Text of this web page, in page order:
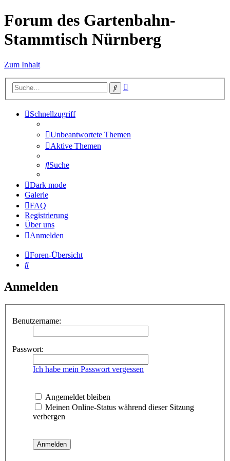
Forum des Gartenbahn-
Stammtisch Nürnberg
Zum Inhalt
Suche
Schnellzugriff
Unbeantwortete Themen
Aktive Themen
Suche
Dark mode
Galerie
FAQ
Registrierung
Über uns
Anmelden
Foren-Übersicht
Suche
Anmelden
Benutzername:
Passwort:
Ich habe mein Passwort vergessen
Angemeldet bleiben
Meinen Online-Status während dieser Sitzung
verbergen